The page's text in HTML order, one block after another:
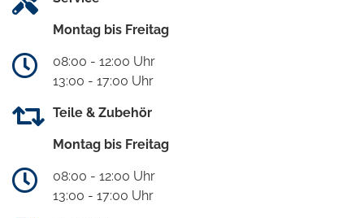
Montag bis Freitag
08:00 - 12:00 Uhr
13:00 - 17:00 Uhr
Teile & Zubehör
Montag bis Freitag
08:00 - 12:00 Uhr
13:00 - 17:00 Uhr